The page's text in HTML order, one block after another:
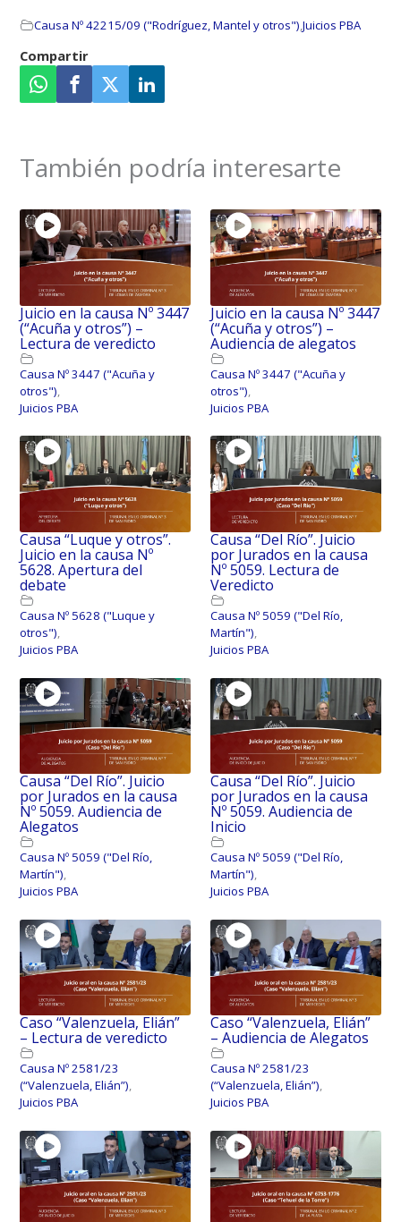
Causa Nº 42215/09 ("Rodríguez, Mantel y otros"),Juicios PBA
Juicio en la causa Nº 3447
(“Acuña y otros”) –
Lectura de veredicto
Causa Nº 3447 ("Acuña y
otros")
Juicios PBA
Juicio en la causa Nº 3447
(“Acuña y otros”) –
Audiencia de alegatos
Causa Nº 3447 ("Acuña y
otros")
Juicios PBA
Causa “Luque y otros”.
Juicio en la causa Nº
5628. Apertura del
debate
Causa Nº 5628 ("Luque y
otros"),
Juicios PBA
Causa “Del Río”. Juicio
por Jurados en la causa
Nº 5059. Lectura de
Veredicto
Causa Nº 5059 ("Del Río,
Martín"),
Juicios PBA
Causa “Del Río”. Juicio
por Jurados en la causa
Nº 5059. Audiencia de
Alegatos
Causa Nº 5059 ("Del Río,
Martín"),
Juicios PBA
Causa “Del Río”. Juicio
por Jurados en la causa
Nº 5059. Audiencia de
Inicio
Causa Nº 5059 ("Del Río,
Martín"),
Juicios PBA
Caso “Valenzuela, Elián”
– Lectura de veredicto
Causa Nº 2581/23
(“Valenzuela, Elián”),
Juicios PBA
Caso “Valenzuela, Elián”
– Audiencia de Alegatos
Causa Nº 2581/23
(“Valenzuela, Elián”),
Juicios PBA